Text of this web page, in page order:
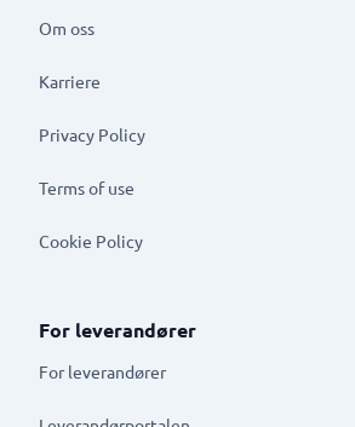
Om oss
Karriere
Privacy Policy
Terms of use
Cookie Policy
For leverandører
For leverandører